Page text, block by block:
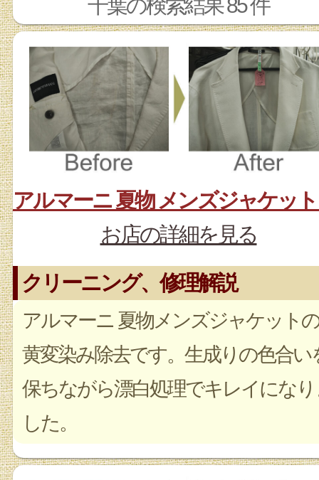
千葉の検索結果 85 件
お店の詳細を見る
クリーニング、修理解説
アルマーニ 夏物メンズジャケットの
黄変染み除去です。生成りの色合い
保ちながら漂白処理でキレイにな
した。